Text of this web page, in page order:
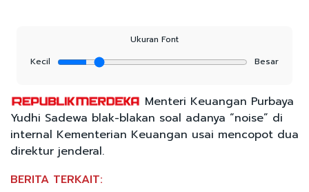
Ukuran Font
Kecil
Besar
Menteri Keuangan Purbaya
Yudhi Sadewa blak-blakan soal adanya “noise” di
internal Kementerian Keuangan usai mencopot dua
direktur jenderal.
BERITA TERKAIT: